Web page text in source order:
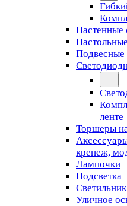
Настенные
Подвесные
ленте
Торшеры
крепеж,
Лампочки
Подсветка
Уличное